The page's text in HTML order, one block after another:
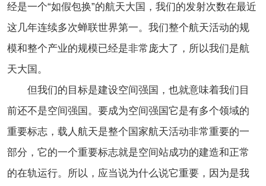
经是一个“如假包换”的航天大国，我们的发射次数在最近
这几年连续多次蝉联世界第一。我们整个航天活动的规
模和整个产业的规模已经是非常庞大了，所以我们是航
天大国。
但我们的目标是建设空间强国，也就意味着我们目
前还不是空间强国。要成为空间强国它是有多个领域的
重要标志，载人航天是整个国家航天活动非常重要的一
部分，它的一个重要标志就是空间站成功的建造和正常
的在轨运行。所以，应当说为什么说它重要，因为是我